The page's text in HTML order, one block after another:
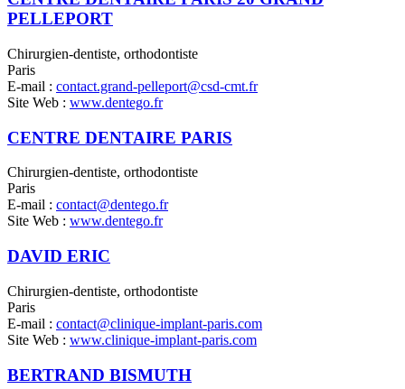
PELLEPORT
Chirurgien-dentiste, orthodontiste
Paris
E-mail : contact.grand-pelleport@csd-cmt.fr
Site Web : www.dentego.fr
CENTRE DENTAIRE PARIS
Chirurgien-dentiste, orthodontiste
Paris
E-mail : contact@dentego.fr
Site Web : www.dentego.fr
DAVID ERIC
Chirurgien-dentiste, orthodontiste
Paris
E-mail : contact@clinique-implant-paris.com
Site Web : www.clinique-implant-paris.com
BERTRAND BISMUTH